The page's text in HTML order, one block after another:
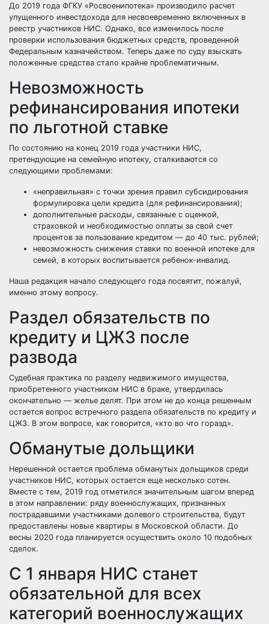
До 2019 года ФГКУ «Росвоенипотека» производило расчет
упущенного инвестдохода для несвоевременно включенных в
реестр участников НИС. Однако, все изменилось после
проверки использования бюджетных средств, проведенной
Федеральным казначейством. Теперь даже по суду взыскать
положенные средства стало крайне проблематичным.
Невозможность
рефинансирования ипотеки
по льготной ставке
По состоянию на конец 2019 года участники НИС,
претендующие на семейную ипотеку, сталкиваются со
следующими проблемами:
«неправильная» с точки зрения правил субсидирования
формулировка цели кредита (для рефинансирования);
дополнительные расходы, связанные с оценкой,
страховкой и необходимостью оплаты за свой счет
процентов за пользование кредитом — до 40 тыс. рублей;
невозможность снижения ставки по военной ипотеке для
семей, в которых воспитывается ребенок-инвалид.
Наша редакция начало следующего года посвятит, пожалуй,
именно этому вопросу.
Раздел обязательств по
кредиту и ЦЖЗ после
развода
Судебная практика по разделу недвижимого имущества,
приобретенного участником НИС в браке, утвердилась
окончательно — желье делят. При этом не до конца решенным
остается вопрос встречного раздела обязательств по кредиту и
ЦЖЗ. В этом вопросе, как говорится, «кто во что горазд».
Обманутые дольщики
Нерешенной остается проблема обманутых дольщиков среди
участников НИС, которых остается еще несколько сотен.
Вместе с тем, 2019 год отметился значительным шагом вперед
в этом направлении: ряду военнослужащих, признанных
пострадавшими участниками долевого строительства, будут
предоставлены новые квартиры в Московской области. До
весны 2020 года планируется осуществить около 10 подобных
сделок.
С 1 января НИС станет
обязательной для всех
категорий военнослужащих